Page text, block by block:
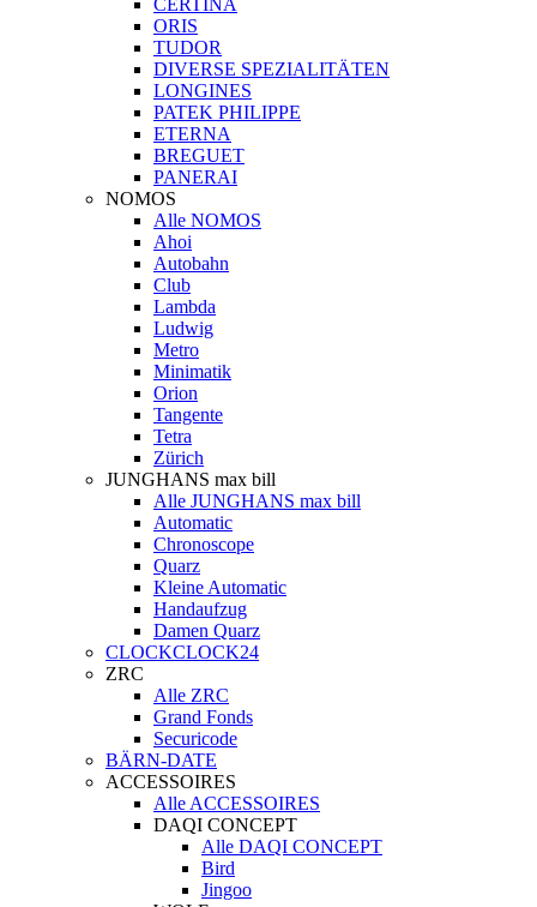
ORIS
TUDOR
DIVERSE SPEZIALITÄTEN
LONGINES
PATEK PHILIPPE
ETERNA
BREGUET
PANERAI
NOMOS
Alle NOMOS
Ahoi
Autobahn
Club
Lambda
Ludwig
Metro
Minimatik
Orion
Tangente
Tetra
Zürich
JUNGHANS max bill
Alle JUNGHANS max bill
Automatic
Chronoscope
Quarz
Kleine Automatic
Handaufzug
Damen Quarz
CLOCKCLOCK24
ZRC
Alle ZRC
Grand Fonds
Securicode
BÄRN-DATE
ACCESSOIRES
Alle ACCESSOIRES
DAQI CONCEPT
Alle DAQI CONCEPT
Bird
Jingoo